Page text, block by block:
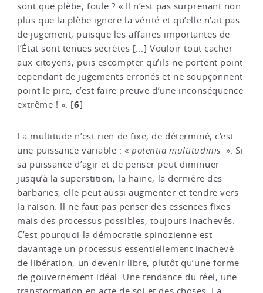
sont que plèbe, foule ? « Il n’est pas surprenant non
plus que la plèbe ignore la vérité et qu’elle n’ait pas
de jugement, puisque les affaires importantes de
l’État sont tenues secrètes [...] Vouloir tout cacher
aux citoyens, puis escompter qu’ils ne portent point
cependant de jugements erronés et ne soupçonnent
point le pire, c’est faire preuve d’une inconséquence
extrême ! ». [6]
La multitude n’est rien de fixe, de déterminé, c’est
une puissance variable : «potentia multitudinis ». Si
sa puissance d’agir et de penser peut diminuer
jusqu’à la superstition, la haine, la dernière des
barbaries, elle peut aussi augmenter et tendre vers
la raison. Il ne faut pas penser des essences fixes
mais des processus possibles, toujours inachevés.
C’est pourquoi la démocratie spinozienne est
davantage un processus essentiellement inachevé
de libération, un devenir libre, plutôt qu’une forme
de gouvernement idéal. Une tendance du réel, une
transformation en acte de soi et des choses. La